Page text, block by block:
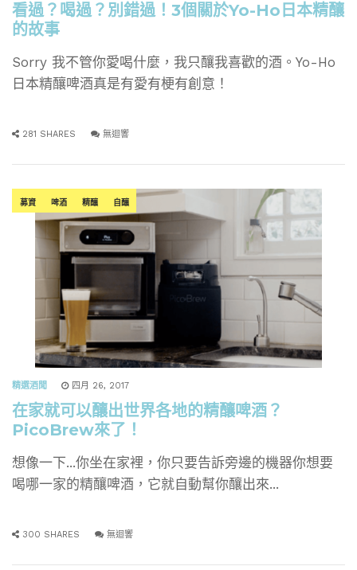
看過？喝過？別錯過！3個關於Yo-Ho日本精釀
的故事
Sorry 我不管你愛喝什麼，我只釀我喜歡的酒。Yo-Ho
日本精釀啤酒真是有愛有梗有創意！
281 SHARES 無迴響
募資 啤酒 精釀 自釀
精選酒聞 四月 26, 2017
在家就可以釀出世界各地的精釀啤酒？
PicoBrew來了！
想像一下...你坐在家裡，你只要告訴旁邊的機器你想要
喝哪一家的精釀啤酒，它就自動幫你釀出來...
300 SHARES 無迴響